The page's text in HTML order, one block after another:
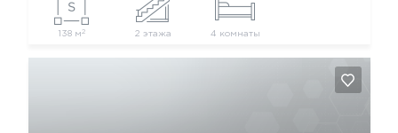
138 м 2 2 этажа 4 комнаты